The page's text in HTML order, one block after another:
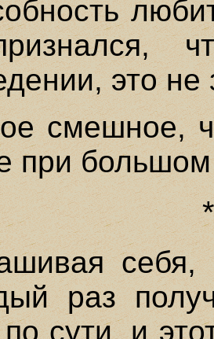
это не
смешное,
при
себя,
раз
сути, и